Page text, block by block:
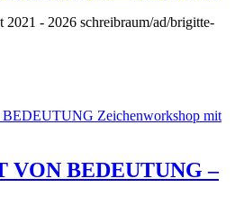
- 2026 schreibraum/ad/brigitte-
VON BEDEUTUNG –